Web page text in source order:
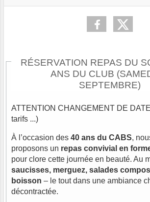
RÉSERVATION REPAS DU
ANS DU CLUB
SEPTEMBRE)
ATTENTION CHANGEMENT DE
tarifs ...)
À l’occasion des 40 ans du CABS,
proposons un repas convivial en
pour clore cette journée en beauté. Au
saucisses, merguez, salades
boisson – le tout dans une ambiance
décontractée.